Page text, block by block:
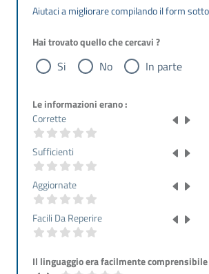
Aiutaci a migliorare compilando il form
Hai trovato quello che cercavi ?
Si No In parte
Le informazioni erano :
Corrette
Sufficienti
Aggiornate
Facili Da Reperire
Il linguaggio era facilmente comprensibile